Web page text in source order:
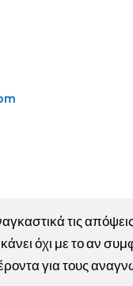
τις
όχι με το αν
για τους